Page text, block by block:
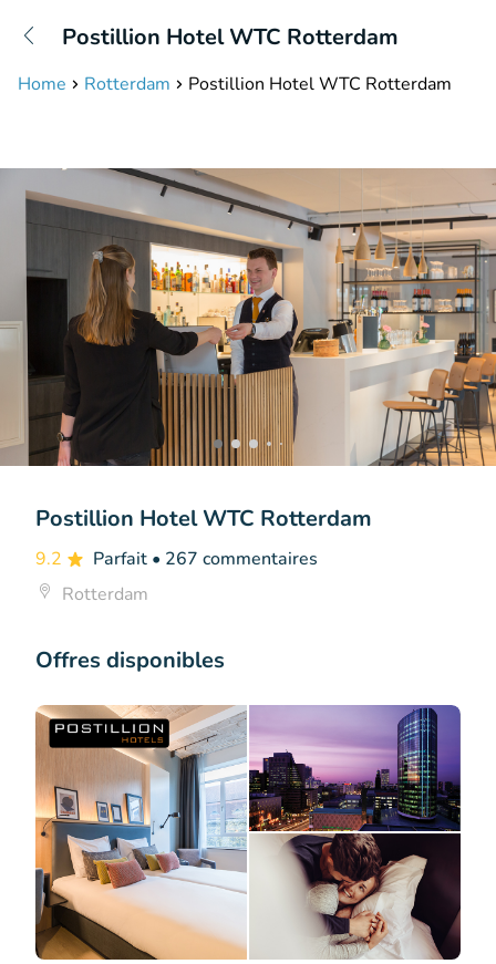
Disponible jusqu'à 23:00 heures
Postillion Hotel WTC Rotterdam
Home Rotterdam Postillion Hotel WTC Rotterdam
Postillion Hotel WTC Rotterdam
9.2 Parfait • 267 commentaires
Rotterdam
Offres disponibles